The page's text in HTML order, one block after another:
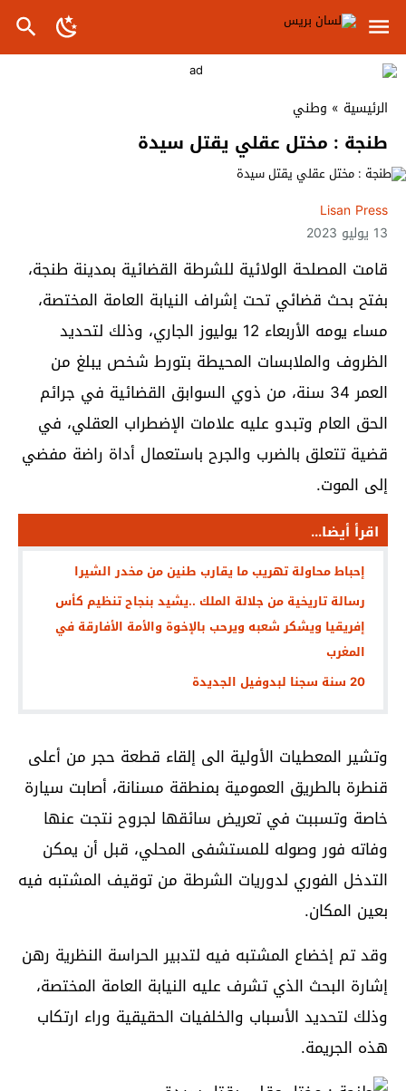
الرئيسية » وطني
طنجة : مختل عقلي يقتل سيدة
Lisan Press
13 يوليو 2023
قامت المصلحة الولائية للشرطة القضائية بمدينة طنجة،
بفتح بحث قضائي تحت إشراف النيابة العامة المختصة،
مساء يومه الأربعاء 12 يوليوز الجاري، وذلك لتحديد
الظروف والملابسات المحيطة بتورط شخص يبلغ من
العمر 34 سنة، من ذوي السوابق القضائية في جرائم
الحق العام وتبدو عليه علامات الإضطراب العقلي، في
قضية تتعلق بالضرب والجرح باستعمال أداة راضة مفضي
إلى الموت.
اقرأ أيضا...
إحباط محاولة تهريب ما يقارب طنين من مخدر الشيرا
رسالة تاريخية من جلالة الملك ..يشيد بنجاح تنظيم كأس
إفريقيا ويشكر شعبه ويرحب بالإخوة والأمة الأفارقة في
المغرب
20 سنة سجنا لبدوفيل الجديدة
وتشير المعطيات الأولية الى إلقاء قطعة حجر من أعلى
قنطرة بالطريق العمومية بمنطقة مسنانة، أصابت سيارة
خاصة وتسببت في تعريض سائقها لجروح نتجت عنها
وفاته فور وصوله للمستشفى المحلي، قبل أن يمكن
التدخل الفوري لدوريات الشرطة من توقيف المشتبه فيه
بعين المكان.
وقد تم إخضاع المشتبه فيه لتدبير الحراسة النظرية رهن
إشارة البحث الذي تشرف عليه النيابة العامة المختصة،
وذلك لتحديد الأسباب والخلفيات الحقيقية وراء ارتكاب
هذه الجريمة.